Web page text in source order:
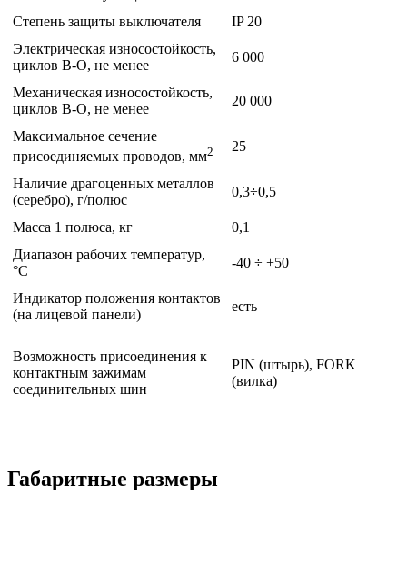
Степень защиты выключателя
IP 20
Электрическая износостойкость,
циклов В-О, не менее
6 000
Механическая износостойкость,
циклов В-О, не менее
20 000
Максимальное сечение
присоединяемых проводов, мм2 25
Наличие драгоценных металлов
(серебро), г/полюс
0,3÷0,5
Масса 1 полюса, кг
0,1
Диапазон рабочих температур,
°С
-40 ÷ +50
Индикатор положения контактов
(на лицевой панели)
есть
Возможность присоединения к
контактным зажимам
соединительных шин
PIN (штырь), FORK
(вилка)
Габаритные размеры